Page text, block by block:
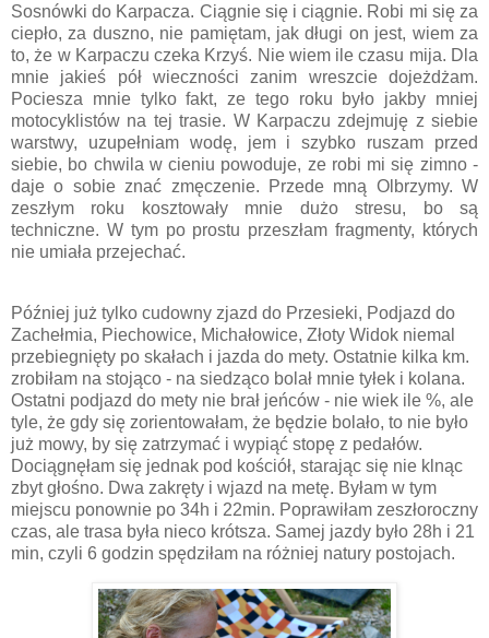
Sosnówki do Karpacza. Ciągnie się i ciągnie. Robi mi się za
ciepło, za duszno, nie pamiętam, jak długi on jest, wiem za
to, że w Karpaczu czeka Krzyś. Nie wiem ile czasu mija. Dla
mnie jakieś pół wieczności zanim wreszcie dojeżdżam.
Pociesza mnie tylko fakt, ze tego roku było jakby mniej
motocyklistów na tej trasie. W Karpaczu zdejmuję z siebie
warstwy, uzupełniam wodę, jem i szybko ruszam przed
siebie, bo chwila w cieniu powoduje, ze robi mi się zimno -
daje o sobie znać zmęczenie. Przede mną Olbrzymy. W
zeszłym roku kosztowały mnie dużo stresu, bo są
techniczne. W tym po prostu przeszłam fragmenty, których
nie umiała przejechać.
Później już tylko cudowny zjazd do Przesieki, Podjazd do
Zachełmia, Piechowice, Michałowice, Złoty Widok niemal
przebiegnięty po skałach i jazda do mety. Ostatnie kilka km.
zrobiłam na stojąco - na siedząco bolał mnie tyłek i kolana.
Ostatni podjazd do mety nie brał jeńców - nie wiek ile %, ale
tyle, że gdy się zorientowałam, że będzie bolało, to nie było
już mowy, by się zatrzymać i wypiąć stopę z pedałów.
Dociągnęłam się jednak pod kościół, starając się nie klnąc
zbyt głośno. Dwa zakręty i wjazd na metę. Byłam w tym
miejscu ponownie po 34h i 22min. Poprawiłam zeszłoroczny
czas, ale trasa była nieco krótsza. Samej jazdy było 28h i 21
min, czyli 6 godzin spędziłam na różniej natury postojach.